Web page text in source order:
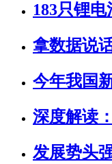
183只锂
拿数据说
今年我国
深度解读
发展势头